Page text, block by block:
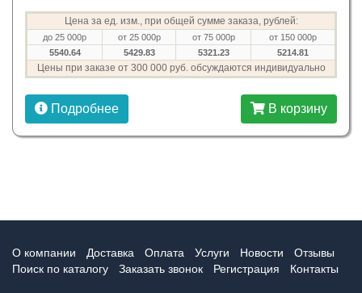
Цена за ед. изм., при общей сумме заказа, рублей:
до 25 000р от 25 000р от 75 000р
от 150 000р
5540.64
5429.83 5321.23 5214.81
Цены при заказе от 300 000 руб. обсуждаются индивидуально
Подробнее В корзину
О компании Доставка Оплата Услуги Новости
Отзывы
Поиск по каталогу
Заказать звонок Регистрация Контакты